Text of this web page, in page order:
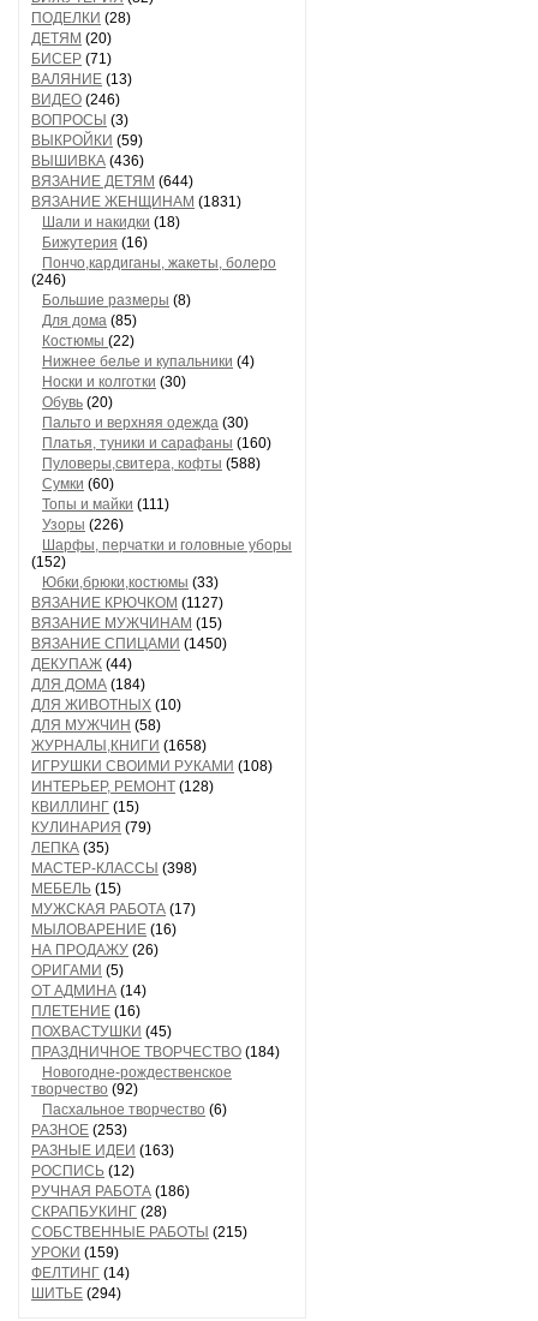
ПОДЕЛКИ (28)
ДЕТЯМ (20)
БИСЕР (71)
ВАЛЯНИЕ (13)
ВИДЕО (246)
ВОПРОСЫ (3)
ВЫКРОЙКИ (59)
ВЫШИВКА (436)
ВЯЗАНИЕ ДЕТЯМ (644)
ВЯЗАНИЕ ЖЕНЩИНАМ (1831)
Шали и накидки (18)
Бижутерия (16)
Пончо,кардиганы, жакеты, болеро
(246)
Большие размеры (8)
Для дома (85)
Костюмы (22)
Нижнее белье и купальники (4)
Носки и колготки (30)
Обувь (20)
Пальто и верхняя одежда (30)
Платья, туники и сарафаны (160)
Пуловеры,свитера, кофты (588)
Сумки (60)
Топы и майки (111)
Узоры (226)
Шарфы, перчатки и головные уборы
(152)
Юбки,брюки,костюмы (33)
ВЯЗАНИЕ КРЮЧКОМ (1127)
ВЯЗАНИЕ МУЖЧИНАМ (15)
ВЯЗАНИЕ СПИЦАМИ (1450)
ДЕКУПАЖ (44)
ДЛЯ ДОМА (184)
ДЛЯ ЖИВОТНЫХ (10)
ДЛЯ МУЖЧИН (58)
ЖУРНАЛЫ,КНИГИ (1658)
ИГРУШКИ СВОИМИ РУКАМИ (108)
ИНТЕРЬЕР, РЕМОНТ (128)
КВИЛЛИНГ (15)
КУЛИНАРИЯ (79)
ЛЕПКА (35)
МАСТЕР-КЛАССЫ (398)
МЕБЕЛЬ (15)
МУЖСКАЯ РАБОТА (17)
МЫЛОВАРЕНИЕ (16)
НА ПРОДАЖУ (26)
ОРИГАМИ (5)
ОТ АДМИНА (14)
ПЛЕТЕНИЕ (16)
ПОХВАСТУШКИ (45)
ПРАЗДНИЧНОЕ ТВОРЧЕСТВО (184)
Новогодне-рождественское
творчество (92)
Пасхальное творчество (6)
РАЗНОЕ (253)
РАЗНЫЕ ИДЕИ (163)
РОСПИСЬ (12)
РУЧНАЯ РАБОТА (186)
СКРАПБУКИНГ (28)
СОБСТВЕННЫЕ РАБОТЫ (215)
УРОКИ (159)
ФЕЛТИНГ (14)
ШИТЬЕ (294)